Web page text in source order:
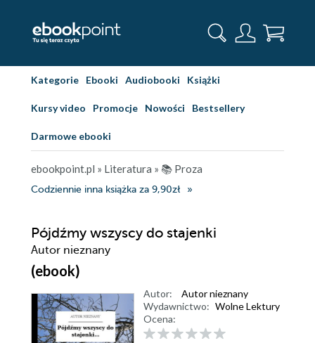
Kategorie Ebooki Audiobooki Książki
Kursy video Promocje Nowości Bestsellery
Darmowe ebooki
ebookpoint.pl » Literatura » 📚 Proza
Codziennie inna książka za 9,90zł
Pójdźmy wszyscy do stajenki
Autor nieznany
(ebook)
Autor:
Autor nieznany
Wydawnictwo: Wolne Lektury
Ocena: